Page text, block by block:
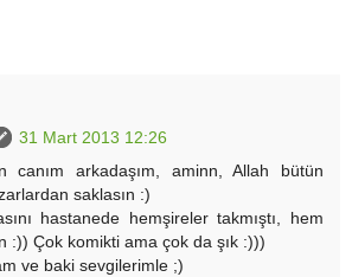
31 Mart 2013 12:26
canım arkadaşım, aminn, Allah bütün
saklasın :)
hastanede hemşireler takmıştı, hem
:)) Çok komikti ama çok da şık :)))
ve baki sevgilerimle ;)